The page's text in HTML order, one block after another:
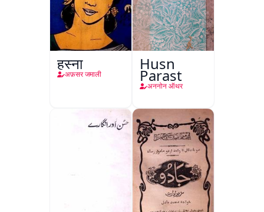
हुस्ना
अफ़सर जमाली
Husn
Parast
अननोन ऑथर